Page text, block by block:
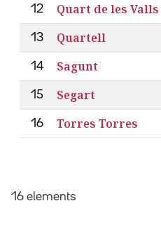
12 Quart de les Valls
13 Quartell
14 Sagunt
15 Segart
16 Torres Torres
16 elements